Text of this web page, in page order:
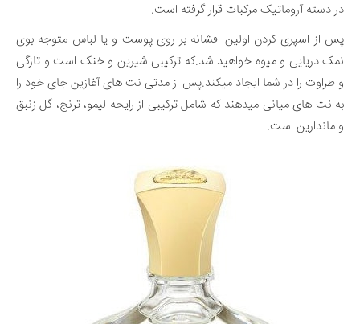
در دسته آروماتیک مرکبات قرار گرفته است.
پس از اسپری کردن اولین افشانه بر روی پوست و یا لباس متوجه بوی
نمک دریایی و میوه خواهید شد.که ترکیبی شیرین و خنک است و تازگی
و طراوت را در شما ایجاد میکند.پس از مدتی نت های آغازین جای خود را
به نت های میانی میدهند که شامل ترکیبی از رایحه لیمو، ترنج، گل زنبق
و ماندارین است.